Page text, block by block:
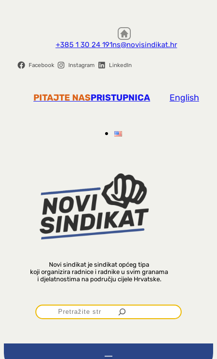
+385 1 30 24 191ns@novisindikat.hr
Facebook Instagram LinkedIn
PITAJTE NASPRISTUPNICA English
Novi sindikat je sindikat općeg tipa
koji organizira radnice i radnike u svim granama
i djelatnostima na području cijele Hrvatske.
P
r